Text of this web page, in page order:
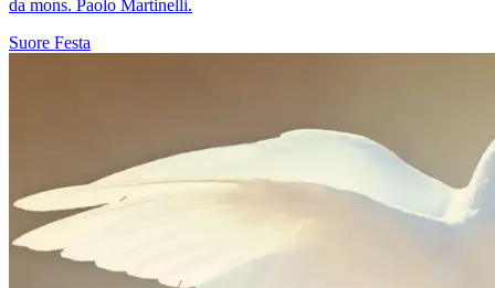
da mons. Paolo Martinelli.
Suore Festa